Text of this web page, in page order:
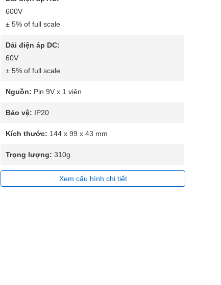
600V
± 5% of full scale
Dải điện áp DC:
60V
± 5% of full scale
Nguồn: Pin 9V x 1 viên
Bảo vệ: IP20
Kích thước: 144 x 99 x 43 mm
Trọng lượng: 310g
Xem cấu hình chi tiết